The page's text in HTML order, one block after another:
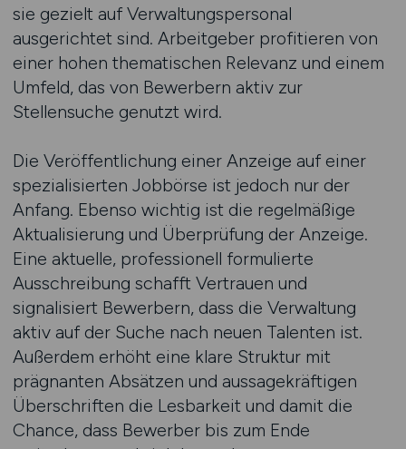
sie gezielt auf Verwaltungspersonal
ausgerichtet sind. Arbeitgeber profitieren von
einer hohen thematischen Relevanz und einem
Umfeld, das von Bewerbern aktiv zur
Stellensuche genutzt wird.
Die Veröffentlichung einer Anzeige auf einer
spezialisierten Jobbörse ist jedoch nur der
Anfang. Ebenso wichtig ist die regelmäßige
Aktualisierung und Überprüfung der Anzeige.
Eine aktuelle, professionell formulierte
Ausschreibung schafft Vertrauen und
signalisiert Bewerbern, dass die Verwaltung
aktiv auf der Suche nach neuen Talenten ist.
Außerdem erhöht eine klare Struktur mit
prägnanten Absätzen und aussagekräftigen
Überschriften die Lesbarkeit und damit die
Chance, dass Bewerber bis zum Ende